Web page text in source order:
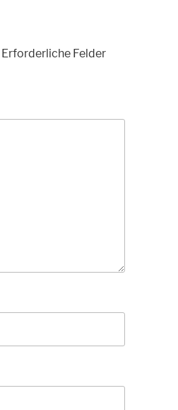
Erforderliche Felder